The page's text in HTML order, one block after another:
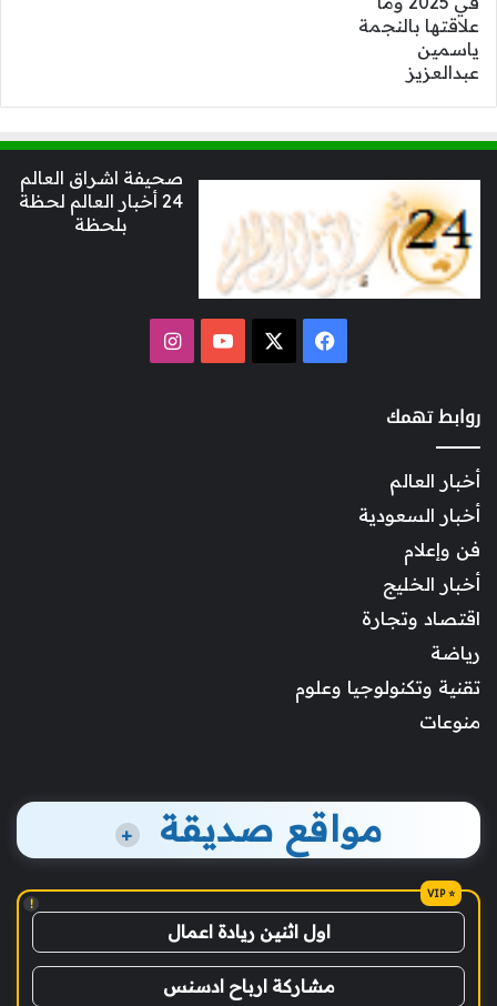
صحيفة اشراق العالم
24 أخبار العالم لحظة
بلحظة
فيسبوك ‫YouTubeانستقرام
روابط تهمك
أخبار العالم
أخبار السعودية
فن وإعلام
أخبار الخليج
اقتصاد وتجارة
رياضة
تقنية وتكنولوجيا وعلوم
منوعات
مواقع صديقة +
!
اول اثنين ريادة اعمال
مشاركة ارباح ادسنس